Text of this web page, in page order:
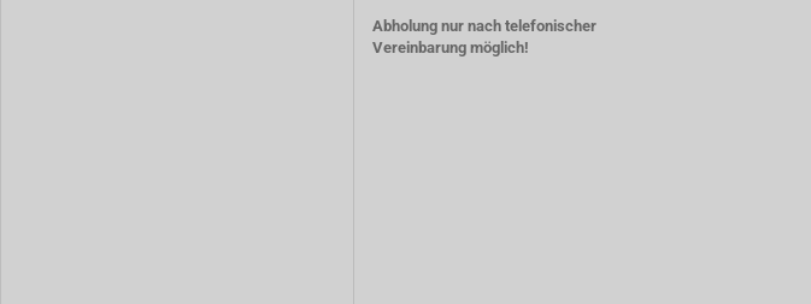
Abholung nur nach telefonischer
Vereinbarung möglich!